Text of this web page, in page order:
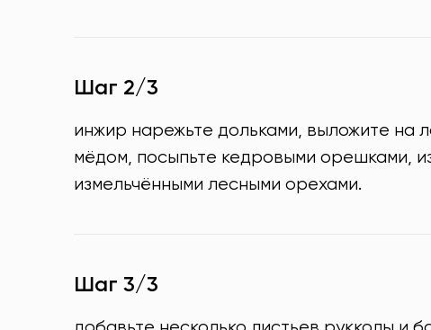
Шаг 2/3
инжир нарежьте дольками, выложите на
мёдом, посыпьте кедровыми орешками,
измельчёнными лесными орехами.
Шаг 3/3